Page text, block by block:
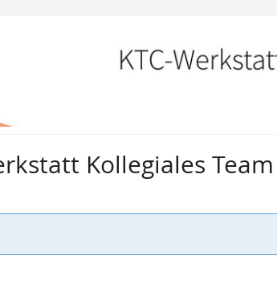
Kollegiales Team